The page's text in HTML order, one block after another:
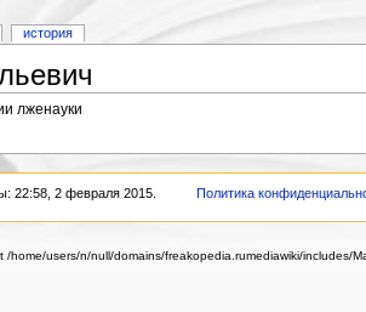
лженауки
история
22:58, 2 февраля 2015. Политика
users/n/null/domains/freakopedia.rumediawiki/includes/